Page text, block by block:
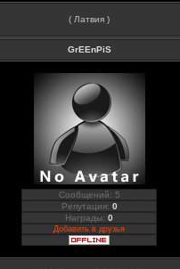
( Латвия )
GrEEnPiS
Сообщений: 5
Репутация: 0
Награды:0
Добавить в друзья